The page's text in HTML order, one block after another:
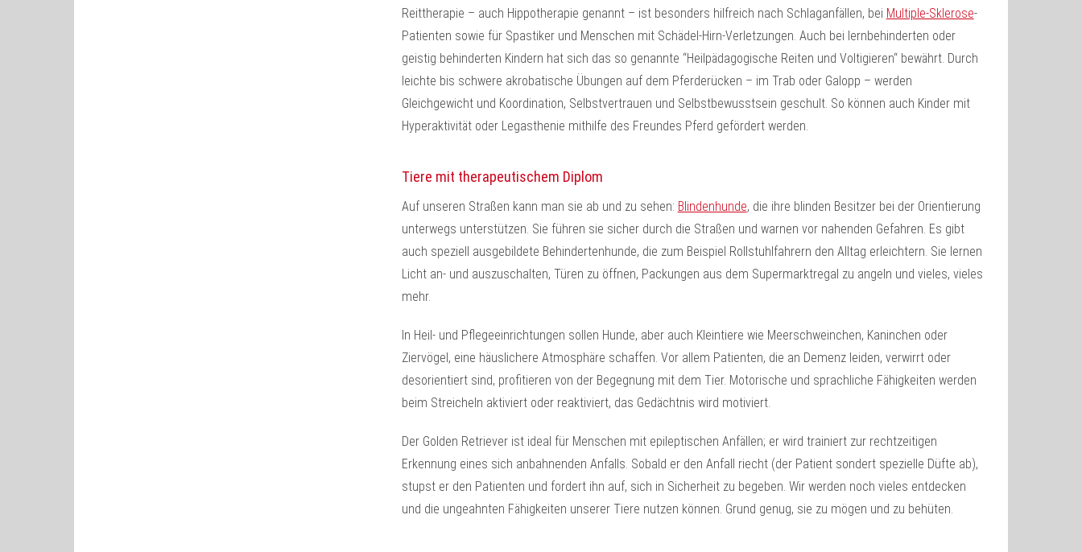
Reittherapie – auch Hippotherapie genannt – ist besonders hilfreich nach Schlaganfällen, bei Multiple-Sklerose-
Patienten sowie für Spastiker und Menschen mit Schädel-Hirn-Verletzungen. Auch bei lernbehinderten oder
geistig behinderten Kindern hat sich das so genannte “Heilpädagogische Reiten und Voltigieren“ bewährt. Durch
leichte bis schwere akrobatische Übungen auf dem Pferderücken – im Trab oder Galopp – werden
Gleichgewicht und Koordination, Selbstvertrauen und Selbstbewusstsein geschult. So können auch Kinder mit
Hyperaktivität oder Legasthenie mithilfe des Freundes Pferd gefördert werden.
Tiere mit therapeutischem Diplom
Auf unseren Straßen kann man sie ab und zu sehen: Blindenhunde, die ihre blinden Besitzer bei der Orientierung
unterwegs unterstützen. Sie führen sie sicher durch die Straßen und warnen vor nahenden Gefahren. Es gibt
auch speziell ausgebildete Behindertenhunde, die zum Beispiel Rollstuhlfahrern den Alltag erleichtern. Sie lernen
Licht an- und auszuschalten, Türen zu öffnen, Packungen aus dem Supermarktregal zu angeln und vieles, vieles
mehr.
In Heil- und Pflegeeinrichtungen sollen Hunde, aber auch Kleintiere wie Meerschweinchen, Kaninchen oder
Ziervögel, eine häuslichere Atmosphäre schaffen. Vor allem Patienten, die an Demenz leiden, verwirrt oder
desorientiert sind, profitieren von der Begegnung mit dem Tier. Motorische und sprachliche Fähigkeiten werden
beim Streicheln aktiviert oder reaktiviert, das Gedächtnis wird motiviert.
Der Golden Retriever ist ideal für Menschen mit epileptischen Anfällen; er wird trainiert zur rechtzeitigen
Erkennung eines sich anbahnenden Anfalls. Sobald er den Anfall riecht (der Patient sondert spezielle Düfte ab),
stupst er den Patienten und fordert ihn auf, sich in Sicherheit zu begeben. Wir werden noch vieles entdecken
und die ungeahnten Fähigkeiten unserer Tiere nutzen können. Grund genug, sie zu mögen und zu behüten.